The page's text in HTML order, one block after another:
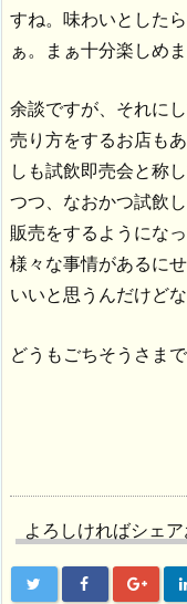
すね。味わいとした
ぁ。まぁ十分楽しめ
余談ですが、それに
売り方をするお店も
しも試飲即売会と称
つつ、なおかつ試飲
販売をするようにな
様々な事情があるに
いいと思うんだけどな
どうもごちそうさまで
よろしければシェ